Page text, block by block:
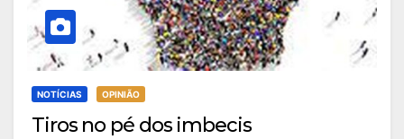
NOTÍCIAS OPINIÃO
Tiros no pé dos imbecis